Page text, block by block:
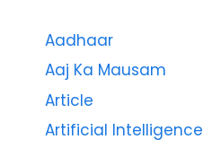
Aadhaar
Aaj Ka Mausam
Article
Artificial Intelligence